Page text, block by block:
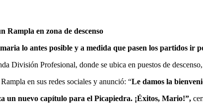
Rampla en zona de descenso
lo antes posible y a medida que pasen los partidos ir
División Profesional, donde se ubica en puestos de
en sus redes sociales y anunció: “Le damos la
un nuevo capítulo para el Picapiedra. ¡Éxitos, Mario!”,